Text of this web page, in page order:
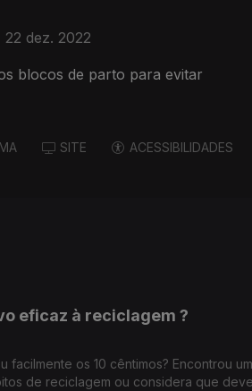
22 dez. 2022
blocos de parto para evitar
SITE ACESSIBILIDADES
eficaz à reciclagem ?
facilmente os 10 cêntimos? Encontrou
de reciclagem ou considera que